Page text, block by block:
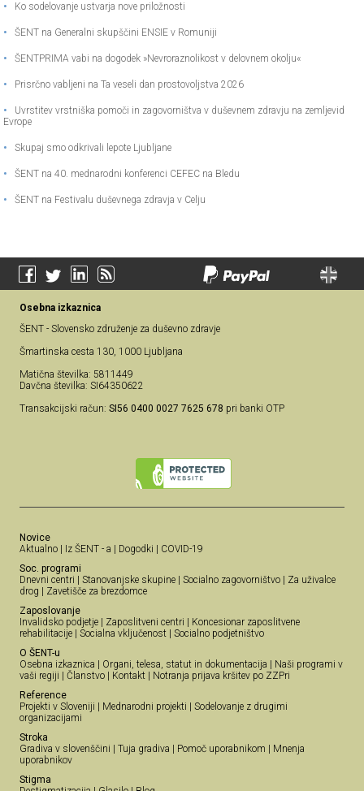
• Ko sodelovanje ustvarja nove priložnosti
• ŠENT na Generalni skupščini ENSIE v Romuniji
• ŠENTPRIMA vabi na dogodek »Nevroraznolikost v delovnem okolju«
• Prisrčno vabljeni na Ta veseli dan prostovoljstva 2026
•
Uvrstitev vrstniška pomoči in zagovorništva v duševnem zdravju na zemljevid
Evrope
• Skupaj smo odkrivali lepote Ljubljane
• ŠENT na 40. mednarodni konferenci CEFEC na Bledu
• ŠENT na Festivalu duševnega zdravja v Celju
Osebna izkaznica
ŠENT - Slovensko združenje za duševno zdravje
Šmartinska cesta 130, 1000 Ljubljana
Matična številka: 5811449
Davčna številka: SI64350622
Transakcijski račun: SI56 0400 0027 7625 678 pri banki OTP
Novice
Aktualno
Iz ŠENT - a Dogodki
COVID-19
Soc. programi
Dnevni centri
Stanovanjske skupine Socialno zagovorništvo
Za uživalce
drog
Zavetišče za brezdomce
Zaposlovanje
Invalidsko podjetje
Zaposlitveni centri
Koncesionar zaposlitvene
rehabilitacije
Socialna vključenost
Socialno podjetništvo
O ŠENT-u
Osebna izkaznica
Organi, telesa, statut in dokumentacija
Naši programi v
vaši regiji
Članstvo Kontakt
Notranja prijava kršitev po ZZPri
Reference
Projekti v Sloveniji
Mednarodni projekti
Sodelovanje z drugimi
organizacijami
Stroka
Gradiva v slovenščini
Tuja gradiva Pomoč uporabnikom
Mnenja
uporabnikov
Stigma